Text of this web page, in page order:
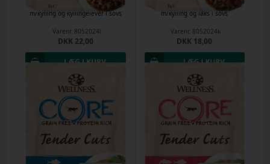
CORE kattemad - Tender Cuts
m/kylling og kyllingelever i sovs
Varenr. 8052024l
DKK 22,00
CORE kattemad - Tender Cuts
m/kylling og laks i sovs
Varenr. 8052024k
DKK 18,00